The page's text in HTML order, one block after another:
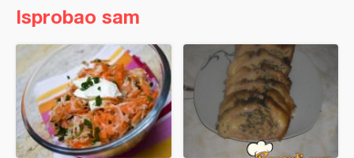
Isprobao sam